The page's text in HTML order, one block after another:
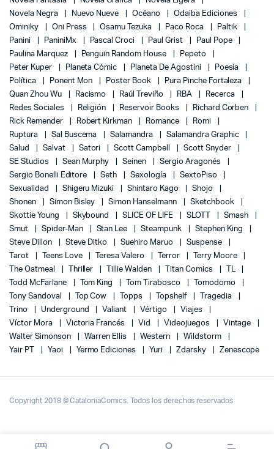
Novela Negra
Nuevo Nueve Océano
Odaiba Ediciones
Ominiky
Oni Press Osamu Tezuka Paco Roca
Paltik
Panini
PaniniMx Pascal Croci Paul Grist
Paul Pope
Paulina Marquez
Penguin Random House
Pepeto
Peter Kuper
Planeta Cómic Planeta De Agostini
Poesía
Política
Ponent Mon Poster Book
Pura Pinche Fortaleza
Quan Zhou Wu
Racismo Raúl Treviño RBA
Recerca
Redes Sociales
Religión Reservoir Books
Richard Corben
Rick Remender
Robert Kirkman Romance
Romi
Ruptura
Sal Buscema Salamandra
Salamandra Graphic
Salud
Salvat Satori Scott Campbell
Scott Snyder
SE Studios
Sean Murphy Seinen
Sergio Aragonés
Sergio Bonelli Editore
Seth Sexología
SextoPiso
Sexualidad
Shigeru Mizuki Shintaro Kago
Shojo
Shonen
Simon Bisley Simon Hanselmann
Sketchbook
Skottie Young
Skybound SLICE OF LIFE SLOTT
Smash
Smut
Spider-Man Stan Lee Steampunk
Stephen King
Steve Dillon
Steve Ditko Suehiro Maruo
Suspense
Tarot
Teens Love Teresa Valero Terror
Terry Moore
The Oatmeal
Thriller Tillie Walden Titan Comics
TL
Todd McFarlane
Tom King Tom Tirabosco
Tomodomo
Tony Sandoval
Top Cow Topps Topshelf
Tragedia
Trino
Underground Valiant Vértigo
Viajes
Víctor Mora
Victoria Francés Vid Videojuegos
Vintage
Walter Simonson
Warren Ellis Western
Wildstorm
Yair PT
Yaoi Yermo Ediciones Yuri Zdarsky Zenescope
Copyright 2018 © CataloniaComics. Todos los derechos reservados